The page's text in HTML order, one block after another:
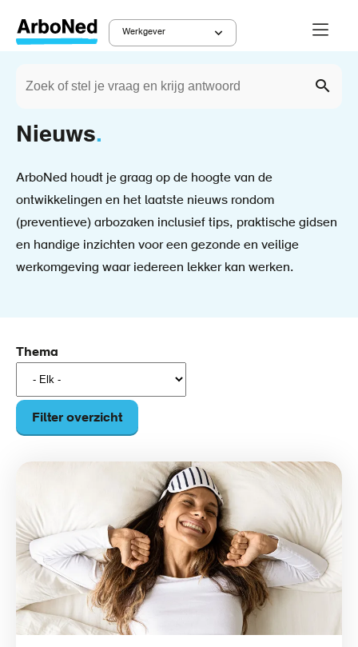
gaan
Main
navigation
Werkgever
Kruimelpad
Werkgever
Nieuws
ArboNed houdt je graag op de hoogte van de
ontwikkelingen en het laatste nieuws rondom
(preventieve) arbozaken inclusief tips, praktische gidsen
en handige inzichten voor een gezonde en veilige
werkomgeving waar iedereen lekker kan werken.
Thema
Filter overzicht